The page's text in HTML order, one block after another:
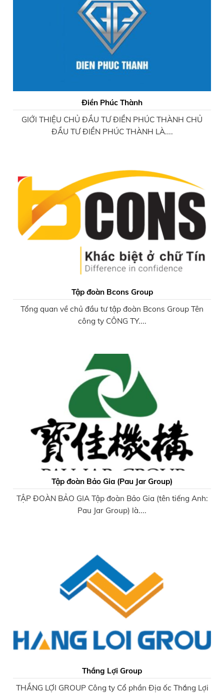
Điền Phúc Thành
GIỚI THIỆU CHỦ ĐẦU TƯ ĐIỀN PHÚC THÀNH CHỦ
ĐẦU TƯ ĐIỀN PHÚC THÀNH LÀ....
Tập đoàn Bcons Group
Tổng quan về chủ đầu tư tập đoàn Bcons Group Tên
công ty CÔNG TY....
Tập đoàn Bảo Gia (Pau Jar Group)
TẬP ĐOÀN BẢO GIA Tập đoàn Bảo Gia (tên tiếng Anh:
Pau Jar Group) là....
Thắng Lợi Group
THẮNG LỢI GROUP Công ty Cổ phần Địa ốc Thắng Lợi